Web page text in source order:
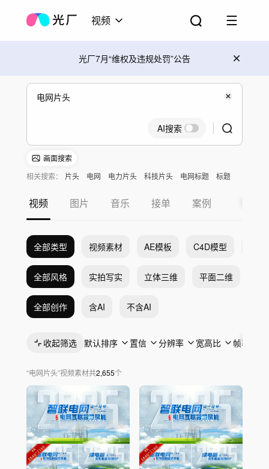
视频
光厂7月“维权及违规处罚”公告
AI搜索
画面搜索
相关搜索：
片头 电网 电力片头 科技片头 电网标题 标题
视频 图片 音乐 接单 案例
全部类型 视频素材 AE模板 C4D模型
全部风格 实拍写实 立体三维 平面二维
全部创作 含AI 不含AI
收起筛选 默认排序 置信 分辨率 宽高比 帧率
“电网片头”视频素材共2,655个